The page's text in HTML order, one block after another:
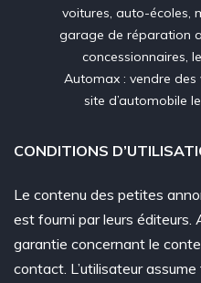
voitures, auto-écoles,
garage de réparation
concessionnaires,
Automax : vendre des
site d’automobile
CONDITIONS
Le contenu des petites
est fourni par leurs éditeurs.
garantie concernant le
contact. L’utilisateur